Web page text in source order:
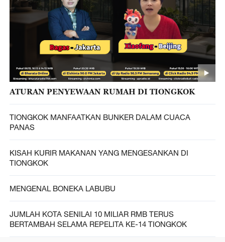
ATURAN PENYEWAAN RUMAH DI TIONGKOK
TIONGKOK MANFAATKAN BUNKER DALAM CUACA
PANAS
KISAH KURIR MAKANAN YANG MENGESANKAN DI
TIONGKOK
MENGENAL BONEKA LABUBU
JUMLAH KOTA SENILAI 10 MILIAR RMB TERUS
BERTAMBAH SELAMA REPELITA KE-14 TIONGKOK